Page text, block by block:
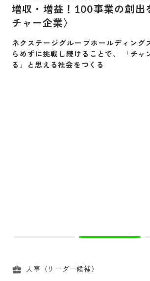
増収・増益！100事業の創出
チャー企業〉
ネクステージグループホールディング
らめずに挑戦し続けることで、 「チャ
る」と思える社会をつくる
人事〈リーダー候補〉